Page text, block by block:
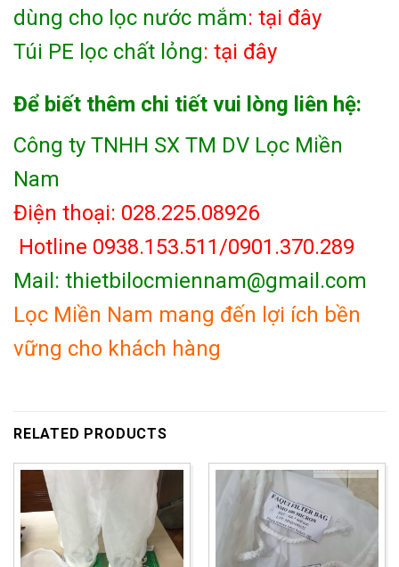
dùng cho lọc nước mắm: tại đây
Túi PE lọc chất lỏng: tại đây
Để biết thêm chi tiết vui lòng liên hệ:
Công ty TNHH SX TM DV Lọc Miền
Nam
Điện thoại: 028.225.08926
Hotline 0938.153.511/0901.370.289
Mail: thietbilocmiennam@gmail.com
Lọc Miền Nam mang đến lợi ích bền
vững cho khách hàng
RELATED PRODUCTS